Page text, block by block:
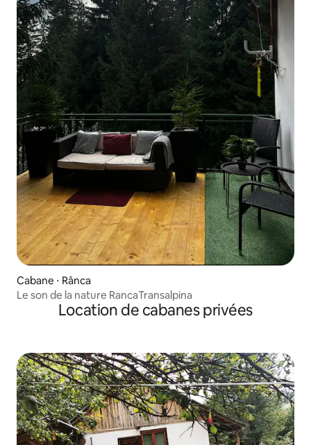
Cabane ⋅ Rânca
Le son de la nature RancaTransalpina
Location de cabanes privées